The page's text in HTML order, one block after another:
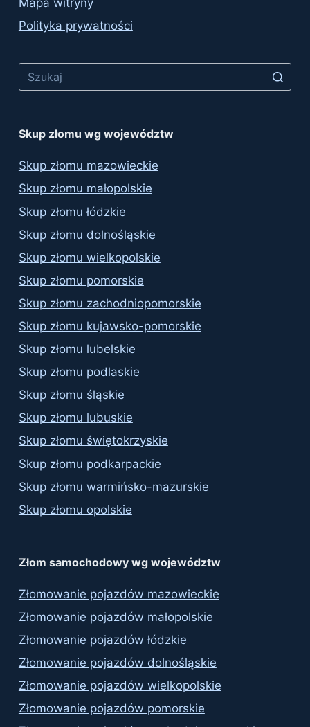
Mapa witryny
Polityka prywatności
Skup złomu wg województw
Skup złomu mazowieckie
Skup złomu małopolskie
Skup złomu łódzkie
Skup złomu dolnośląskie
Skup złomu wielkopolskie
Skup złomu pomorskie
Skup złomu zachodniopomorskie
Skup złomu kujawsko-pomorskie
Skup złomu lubelskie
Skup złomu podlaskie
Skup złomu śląskie
Skup złomu lubuskie
Skup złomu świętokrzyskie
Skup złomu podkarpackie
Skup złomu warmińsko-mazurskie
Skup złomu opolskie
Złom samochodowy wg województw
Złomowanie pojazdów mazowieckie
Złomowanie pojazdów małopolskie
Złomowanie pojazdów łódzkie
Złomowanie pojazdów dolnośląskie
Złomowanie pojazdów wielkopolskie
Złomowanie pojazdów pomorskie